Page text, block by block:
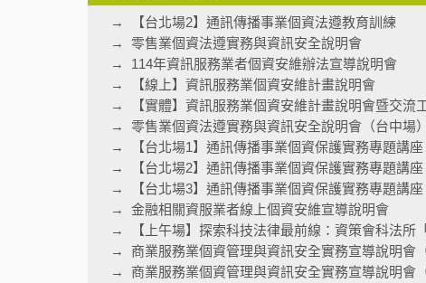
【台北場2】通訊傳播事業個資法遵教育訓練
零售業個資法遵實務與資訊安全說明會
114年資訊服務業者個資安維辦法宣導說明會
【線上】資訊服務業個資安維計畫說明會
【實體】資訊服務業個資安維計畫說明會暨交流
零售業個資法遵實務與資訊安全說明會（台中場）
【台北場1】通訊傳播事業個資保護實務專題講座
【台北場2】通訊傳播事業個資保護實務專題講座
【台北場3】通訊傳播事業個資保護實務專題講座
金融相關資服業者線上個資安維宣導說明會
【上午場】探索科技法律最前線：資策會科法所
商業服務業個資管理與資訊安全實務宣導說明會
商業服務業個資管理與資訊安全實務宣導說明會